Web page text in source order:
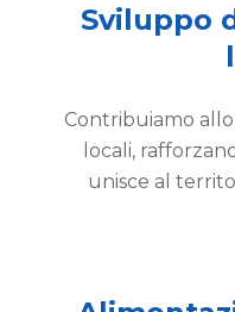
Sviluppo
Contribuiamo
locali,
unisce al